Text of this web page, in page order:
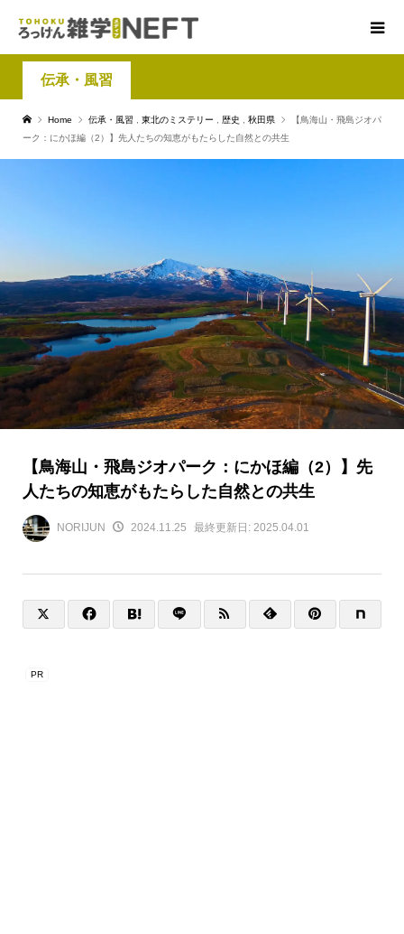
伝承・風習
Home 伝承・風習 東北のミステリー 歴史 秋田県
【鳥海山・飛島ジオパ
ーク：にかほ編（2）】先人たちの知恵がもたらした自然との共生
【鳥海山・飛島ジオパーク：にかほ編（2）】先
人たちの知恵がもたらした自然との共生
NORIJUN 2024.11.25 最終更新日: 2025.04.01